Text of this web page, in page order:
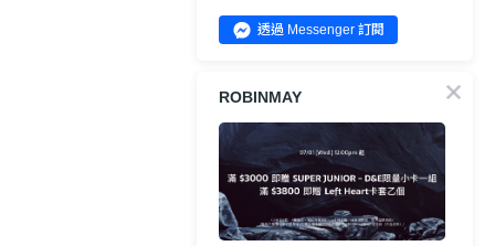
透過 Messenger 訂閱
ROBINMAY